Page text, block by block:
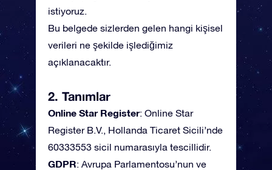
istiyoruz.
Bu belgede sizlerden gelen hangi kişisel
verileri ne şekilde işlediğimiz
açıklanacaktır.
2. Tanımlar
Online Star Register: Online Star
Register B.V., Hollanda Ticaret Sicili’nde
60333553 sicil numarasıyla tescillidir.
GDPR: Avrupa Parlamentosu’nun ve